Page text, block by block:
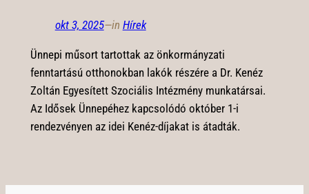
okt 3, 2025—in Hírek
Ünnepi műsort tartottak az önkormányzati
fenntartású otthonokban lakók részére a Dr. Kenéz
Zoltán Egyesített Szociális Intézmény munkatársai.
Az Idősek Ünnepéhez kapcsolódó október 1-i
rendezvényen az idei Kenéz-díjakat is átadták.